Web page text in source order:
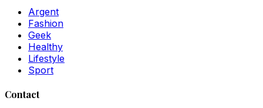
Argent
Fashion
Geek
Healthy
Lifestyle
Sport
Contact